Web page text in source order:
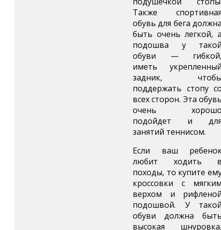
Также
обувь для бега
быть очень легкой,
подошва у
обуви —
иметь
задник,
поддержать стопу
всех сторон. Эта
очень
подойдет и
занятий теннисом.
Если ваш
любит ходить
походы, то купите
кроссовки с
верхом и
подошвой. У
обуви должна
высокая